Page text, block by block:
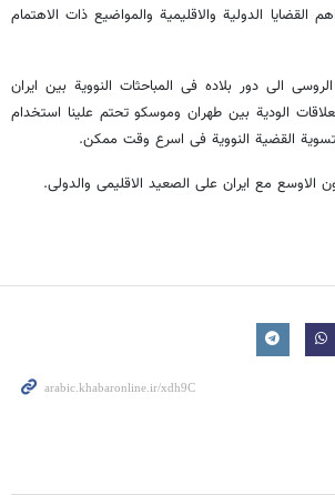
القضایا الدولیة والاقلیمیة والمواضیع ذات الاهتمام
الی دور بلاده فی المباحثات النوویة بین ایران
وقال ان العلاقات الودیة بین طهران وموسکو تحتم علینا استخدام
لتسویة القضیة النوویة فی اسرع وقت ممکن.
الاوسع مع ایران علی الصعید الاقلیمی والدولی.